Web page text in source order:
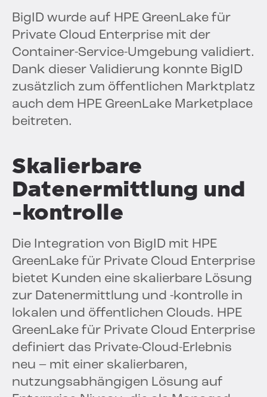
BigID wurde auf HPE GreenLake für
Private Cloud Enterprise mit der
Container-Service-Umgebung validiert.
Dank dieser Validierung konnte BigID
zusätzlich zum öffentlichen Marktplatz
auch dem HPE GreenLake Marketplace
beitreten.
Skalierbare
Datenermittlung und
-kontrolle
Die Integration von BigID mit HPE
GreenLake für Private Cloud Enterprise
bietet Kunden eine skalierbare Lösung
zur Datenermittlung und -kontrolle in
lokalen und öffentlichen Clouds. HPE
GreenLake für Private Cloud Enterprise
definiert das Private-Cloud-Erlebnis
neu – mit einer skalierbaren,
nutzungsabhängigen Lösung auf